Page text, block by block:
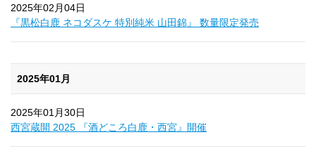
2025年02月04日
『黒松白鹿 ネコダスケ 特別純米 山田錦』 数量限定発売
2025年01月
2025年01月30日
西宮蔵開 2025 『酒どころ白鹿・西宮』開催